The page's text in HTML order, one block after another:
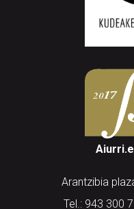
Arantzibia
Tel.: 943 300